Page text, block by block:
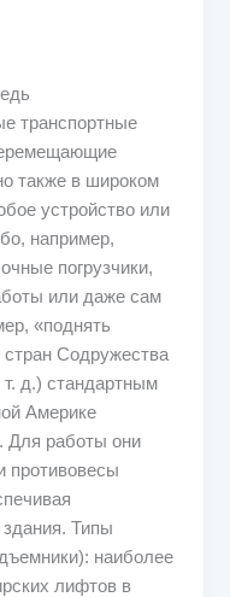
транспортные
также в широком
устройство или
например,
погрузчики,
или даже сам
«поднять
Содружества
д.) стандартным
Америке
Для работы они
противовесы
Типы
наиболее
лифтов в